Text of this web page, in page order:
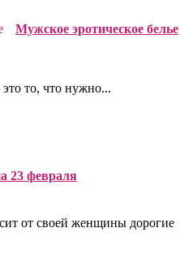
Мужское эротическое белье
то, что нужно...
23 февраля
от своей женщины дорогие